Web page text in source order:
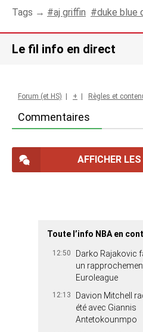
Tags → aj griffin duke blue
Le fil info en direct
Commentaires
Forum (et HS) + Règles et
AFFICHER
Toute l’info NBA en
12:50
Darko Rajakovic
un
Euroleague
12:13
Davion Mitchell
été avec Giannis
Antetokounmpo